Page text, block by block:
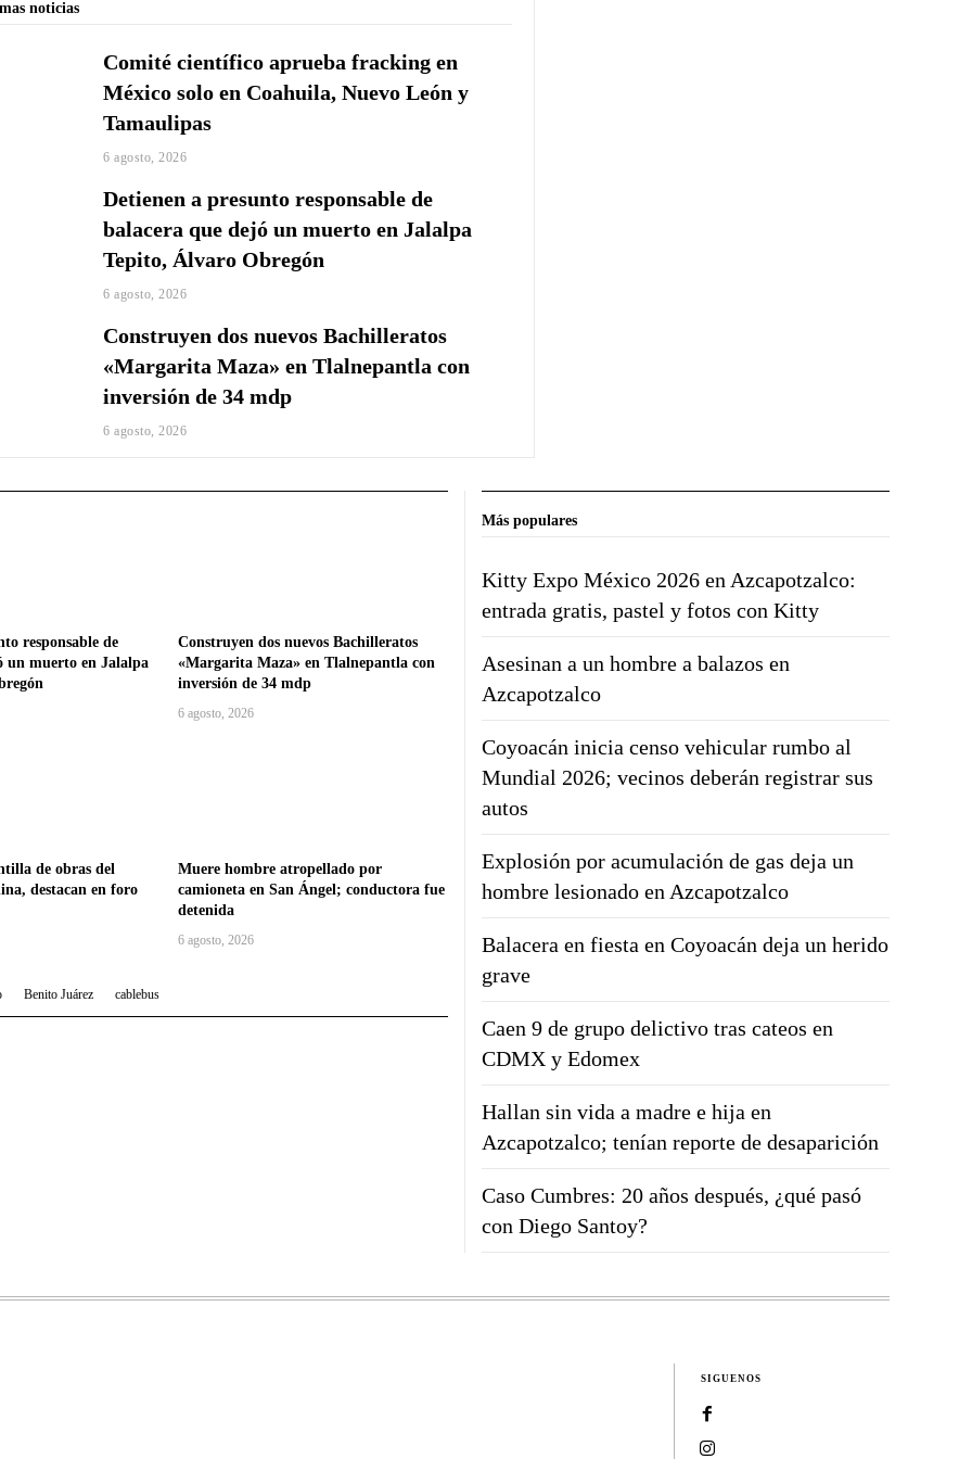
noticias
Comité científico aprueba fracking en
México solo en Coahuila, Nuevo León y
Tamaulipas
6 agosto, 2026
Detienen a presunto responsable de
balacera que dejó un muerto en Jalalpa
Tepito, Álvaro Obregón
6 agosto, 2026
Construyen dos nuevos Bachilleratos
«Margarita Maza» en Tlalnepantla con
inversión de 34 mdp
6 agosto, 2026
responsable de
un muerto en Jalalpa
Construyen dos nuevos Bachilleratos
«Margarita Maza» en Tlalnepantla con
inversión de 34 mdp
6 agosto, 2026
de obras del
destacan en foro
Muere hombre atropellado por
camioneta en San Ángel; conductora fue
detenida
6 agosto, 2026
Benito Juárez cablebus
Más populares
Kitty Expo México 2026 en Azcapotzalco:
entrada gratis, pastel y fotos con Kitty
Asesinan a un hombre a balazos en
Azcapotzalco
Coyoacán inicia censo vehicular rumbo al
Mundial 2026; vecinos deberán registrar sus
autos
Explosión por acumulación de gas deja un
hombre lesionado en Azcapotzalco
Balacera en fiesta en Coyoacán deja un herido
grave
Caen 9 de grupo delictivo tras cateos en
CDMX y Edomex
Hallan sin vida a madre e hija en
Azcapotzalco; tenían reporte de desaparición
Caso Cumbres: 20 años después, ¿qué pasó
con Diego Santoy?
SIGUENOS